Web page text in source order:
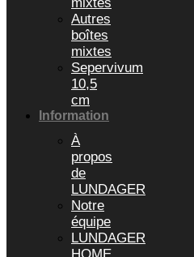
Autres
boîtes
mixtes
Sepervivum
10,5
cm
Information
À
propos
de
LUNDAGER
Notre
équipe
LUNDAGER